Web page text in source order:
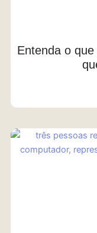
Entenda o